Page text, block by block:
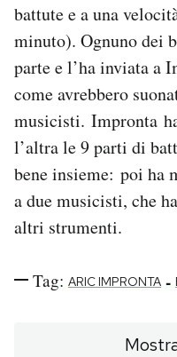
AREA PERSONALE
Area Personale
Newsletter
Notifiche mobile
Regala il Post
Hai bisogno di aiuto?
Esci
battute e a una
minuto). Ognuno dei
parte e l’ha inviata a
come avrebbero
musicisti. Impronta
l’altra le 9 parti di
bene insieme: poi ha
a due musicisti, che
altri strumenti.
Tag: ARIC IMPRONTA -